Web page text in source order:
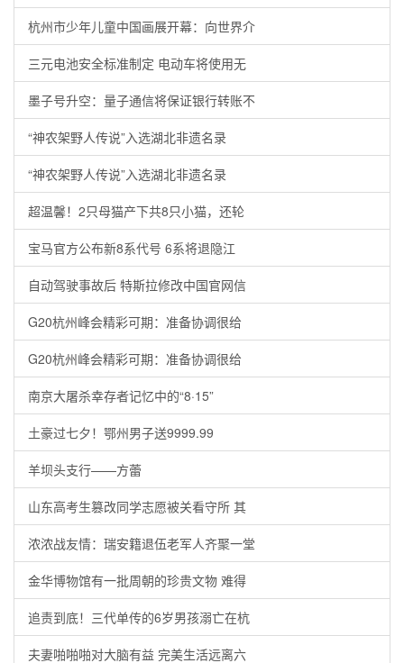
杭州市少年儿童中国画展开幕：向世界介
三元电池安全标准制定 电动车将使用无
墨子号升空：量子通信将保证银行转账不
“神农架野人传说”入选湖北非遗名录
“神农架野人传说”入选湖北非遗名录
超温馨！2只母猫产下共8只小猫，还轮
宝马官方公布新8系代号 6系将退隐江
自动驾驶事故后 特斯拉修改中国官网信
G20杭州峰会精彩可期：准备协调很给
G20杭州峰会精彩可期：准备协调很给
南京大屠杀幸存者记忆中的“8·15”
土豪过七夕！鄂州男子送9999.99
羊坝头支行——方蕾
山东高考生篡改同学志愿被关看守所 其
浓浓战友情：瑞安籍退伍老军人齐聚一堂
金华博物馆有一批周朝的珍贵文物 难得
追责到底！三代单传的6岁男孩溺亡在杭
夫妻啪啪啪对大脑有益 完美生活远离六